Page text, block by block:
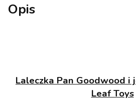
Opis
Laleczka Pan Goodwood i
Leaf Toys